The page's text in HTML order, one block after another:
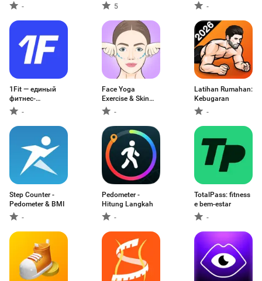
-
5
-
1Fit — единый
фитнес-
абонемент
-
Face Yoga
Exercise & Skin
Care -
Latihan Rumahan:
Kebugaran
-
Step Counter -
Pedometer & BMI
-
Pedometer -
Hitung Langkah
-
TotalPass: fitness
e bem-estar
-